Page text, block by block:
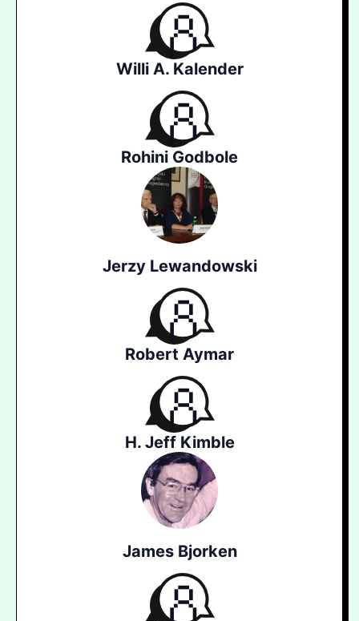
Willi A. Kalender
Rohini Godbole
Jerzy Lewandowski
Robert Aymar
H. Jeff Kimble
James Bjorken